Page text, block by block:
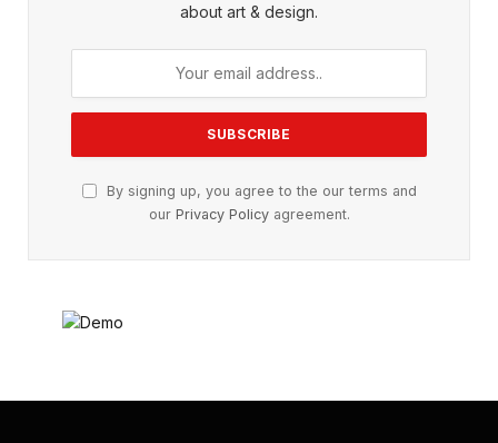
about art & design.
By signing up, you agree to the our terms and
our Privacy Policyagreement.